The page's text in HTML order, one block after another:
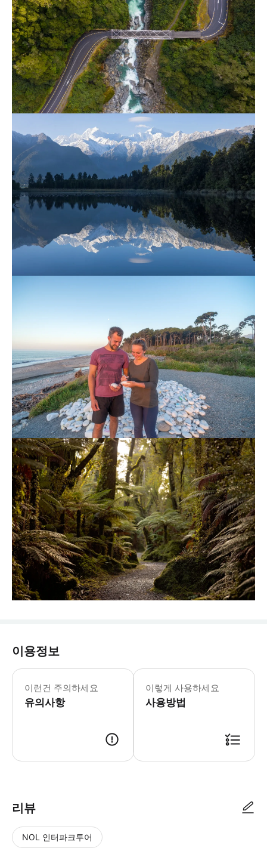
이용정보
이런건 주의하세요
유의사항
이렇게 사용하세요
사용방법
리뷰
NOL 인터파크투어